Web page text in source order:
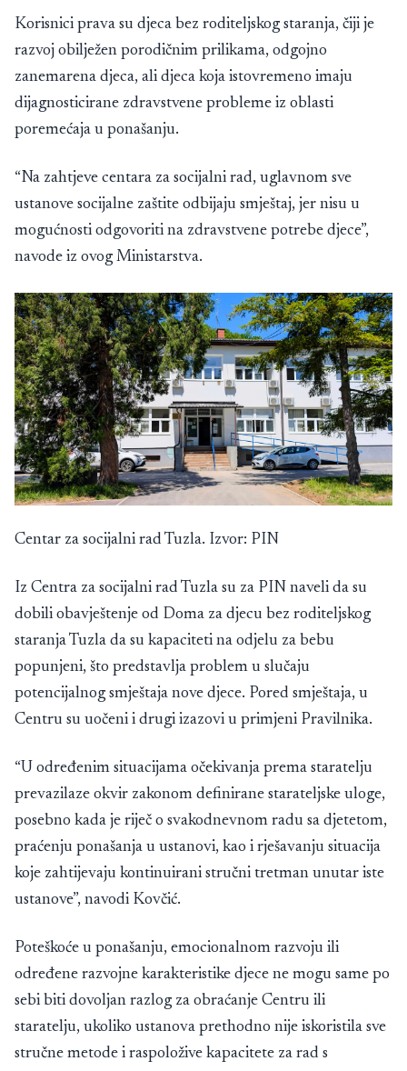
Korisnici prava su djeca bez roditeljskog staranja, čiji je
razvoj obilježen porodičnim prilikama, odgojno
zanemarena djeca, ali djeca koja istovremeno imaju
dijagnosticirane zdravstvene probleme iz oblasti
poremećaja u ponašanju.
“Na zahtjeve centara za socijalni rad, uglavnom sve
ustanove socijalne zaštite odbijaju smještaj, jer nisu u
mogućnosti odgovoriti na zdravstvene potrebe djece”,
navode iz ovog Ministarstva.
Centar za socijalni rad Tuzla. Izvor: PIN
Iz Centra za socijalni rad Tuzla su za PIN naveli da su
dobili obavještenje od Doma za djecu bez roditeljskog
staranja Tuzla da su kapaciteti na odjelu za bebu
popunjeni, što predstavlja problem u slučaju
potencijalnog smještaja nove djece. Pored smještaja, u
Centru su uočeni i drugi izazovi u primjeni Pravilnika.
“U određenim situacijama očekivanja prema staratelju
prevazilaze okvir zakonom definirane starateljske uloge,
posebno kada je riječ o svakodnevnom radu sa djetetom,
praćenju ponašanja u ustanovi, kao i rješavanju situacija
koje zahtijevaju kontinuirani stručni tretman unutar iste
ustanove”, navodi Kovčić.
Poteškoće u ponašanju, emocionalnom razvoju ili
određene razvojne karakteristike djece ne mogu same po
sebi biti dovoljan razlog za obraćanje Centru ili
staratelju, ukoliko ustanova prethodno nije iskoristila sve
stručne metode i raspoložive kapacitete za rad s